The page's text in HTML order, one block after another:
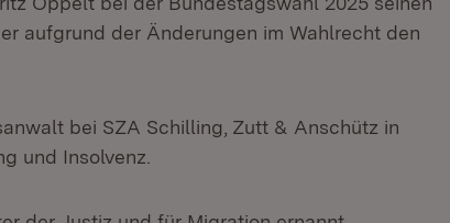
aufgrund der Änderungen im Wahlrecht den
bei SZA Schilling, Zutt & Anschütz in
und Insolvenz.